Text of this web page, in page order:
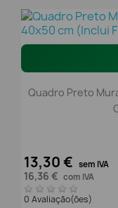
Quadro Preto
13,30 € sem IVA
16,36 € com IVA
0 Avaliação(ões)